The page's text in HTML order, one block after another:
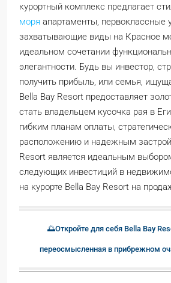
курортный комплекс предлагает
моря апартаменты, первоклассные
захватывающие виды на Красное
идеальном сочетании
элегантности. Будь вы инвестор,
получить прибыль, или семья,
Bella Bay Resort предоставляет
стать владельцем кусочка рая в
гибким планам оплаты,
расположению и надежным
Resort является идеальным
следующих инвестиций в
на курорте Bella Bay Resort на
🌅Откройте для себя Bella Bay
переосмысленная в прибрежном